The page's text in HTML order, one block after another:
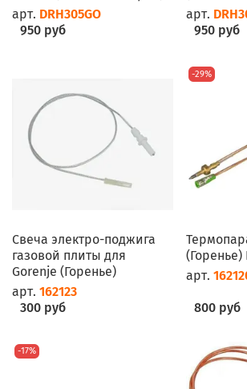
арт. DRH305GO
950 руб
арт.
950 руб
Свеча электро-поджига
газовой плиты для
Gorenje (Горенье)
арт. 162123
300 руб
-29%
(Горенье)
арт.
800 руб
-17%